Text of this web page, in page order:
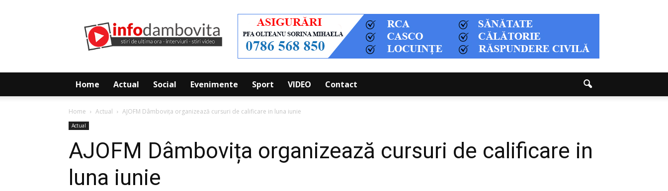
Dambovita
Home Actual Social Evenimente Sport VIDEO Contact
Home Actual AJOFM Dâmbovița organizează cursuri de calificare in luna iunie
Actual
AJOFM Dâmbovița organizează cursuri de calificare in
luna iunie